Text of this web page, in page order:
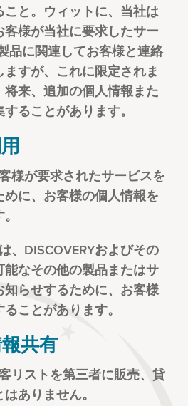
と。ウィットに、当社は
様が当社に要求したサー
品に関連してお客様と連絡
すが、これに限定されま
来、追加の個人情報また
ることがあります。
様が要求されたサービスを
に、お客様の個人情報を
、DISCOVERYおよびその
能なその他の製品またはサ
知らせするために、お客様
ことがあります。
共有
リストを第三者に販売、貸
ありません。